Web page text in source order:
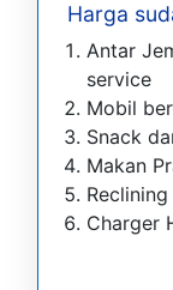
Harga
Antar
service
Mobil
Snack
Makan
Reclining
Charger